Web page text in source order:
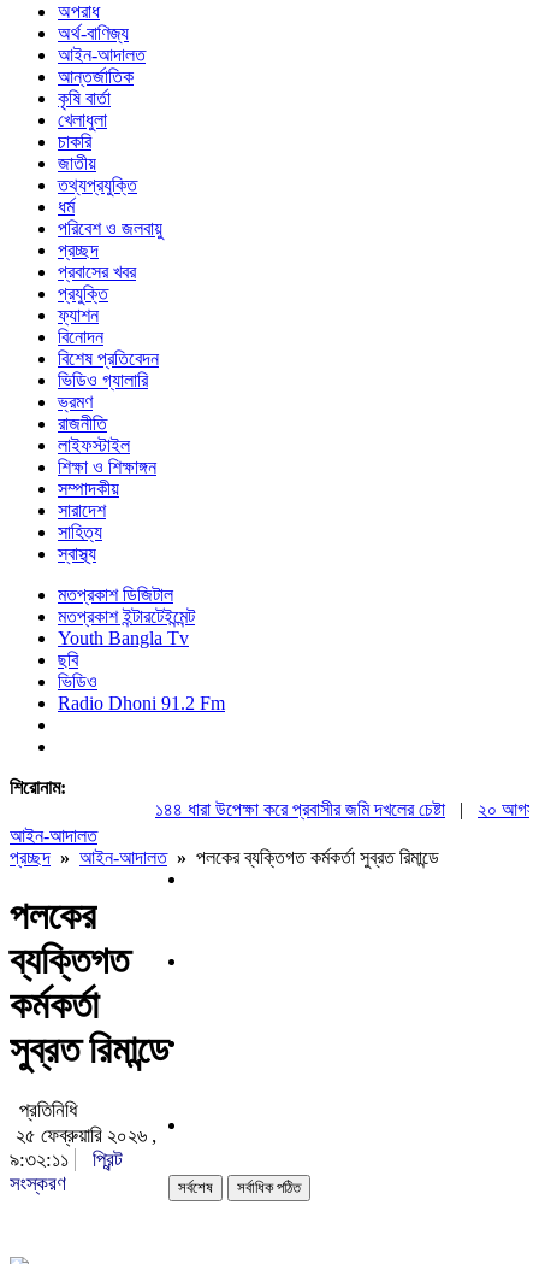
অপরাধ
অর্থ-বাণিজ্য
আইন-আদালত
আন্তর্জাতিক
কৃষি বার্তা
খেলাধুলা
চাকরি
জাতীয়
তথ্যপ্রযুক্তি
ধর্ম
পরিবেশ ও জলবায়ু
প্রচ্ছদ
প্রবাসের খবর
প্রযুক্তি
ফ্যাশন
বিনোদন
বিশেষ প্রতিবেদন
ভিডিও গ্যালারি
ভ্রমণ
রাজনীতি
লাইফস্টাইল
শিক্ষা ও শিক্ষাঙ্গন
সম্পাদকীয়
সারাদেশ
সাহিত্য
স্বাস্থ্য
মতপ্রকাশ ডিজিটাল
মতপ্রকাশ ইন্টারটেইন্মেন্ট
Youth Bangla Tv
ছবি
ভিডিও
Radio Dhoni 91.2 Fm
শিরোনাম:
১৪৪ ধারা উপেক্ষা করে প্রবাসীর জমি দখলের চেষ্টা|
২০ আগস্ট
আইন-আদালত
প্রচ্ছদ » আইন-আদালত» ‎পলকের ব্যক্তিগত কর্মকর্তা সুব্রত রিমান্ডে
‎পলকের
ব্যক্তিগত
কর্মকর্তা
সুব্রত রিমান্ডে
প্রতিনিধি
২৫ ফেব্রুয়ারি ২০২৬ ,
৯:৩২:১১
প্রিন্ট
সংস্করণ
সর্বশেষ সর্বাধিক পঠিত